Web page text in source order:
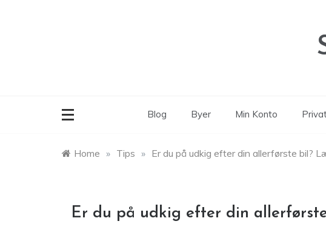
Blog Byer Min Konto
Home » Tips » Er du på udkig efter din allerførste bil?
Er du på udkig efter din